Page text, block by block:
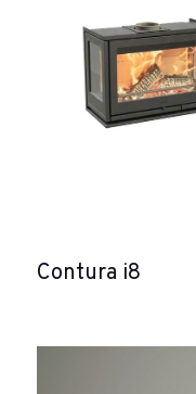
Contura i8